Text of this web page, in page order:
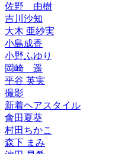
佐野 由樹
吉川沙知
大木 亜紗実
小島成香
小野ふゆり
岡崎 遥
平谷 英実
撮影
新着ヘアスタイル
會田夏葵
村田ちかこ
森下 まみ